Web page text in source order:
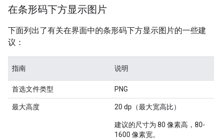
在条形码下方显示图片
下面列出了有关在界面中的条形码下方显示图片的一些建
议：
指南 说明
首选文件类型 PNG
最大高度 20 dp（最大宽高比）
建议的尺寸为 80 像素高，80-
1600 像素宽。